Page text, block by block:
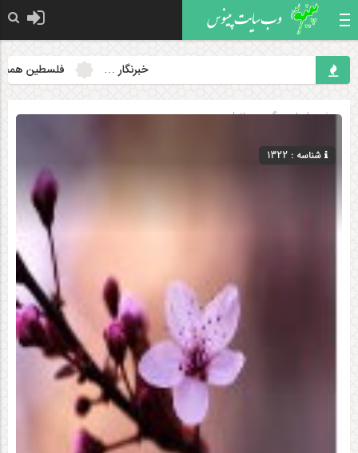
خبرنگار … فلسطین همچنان
صفحه اصلی» گروه »بانوان
شناسه : 1322